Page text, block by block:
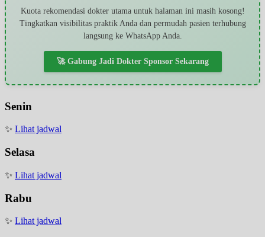
Kuota rekomendasi dokter utama untuk halaman ini masih kosong!
Tingkatkan visibilitas praktik Anda dan permudah pasien terhubung
langsung ke WhatsApp Anda.
🚀 Gabung Jadi Dokter Sponsor Sekarang
Senin
✨ Lihat jadwal
Selasa
✨ Lihat jadwal
Rabu
✨ Lihat jadwal